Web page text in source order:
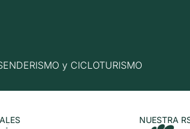
y CICLOTURISMO
NUESTRA